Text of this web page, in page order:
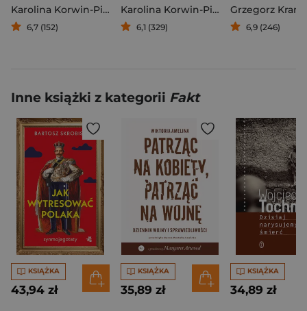
Karolina Korwin-Piotrowska
6,7 (152)
Karolina Korwin-Piotrowska
6,1 (329) 6,9 (246)
Inne książki z kategorii Fakt
KSIĄŻKA
43,94 zł
KSIĄŻKA
35,89 zł
KSIĄŻKA
34,89 zł